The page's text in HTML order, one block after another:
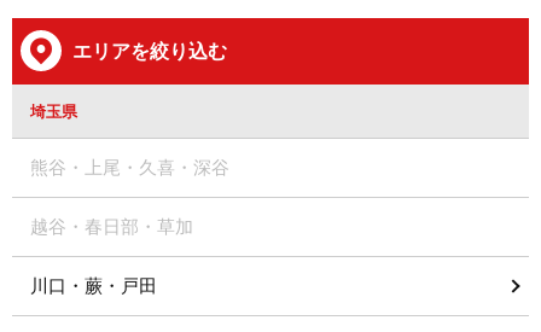
エリアを絞り込む
埼玉県
熊谷・上尾・久喜・深谷
越谷・春日部・草加
川口・蕨・戸田